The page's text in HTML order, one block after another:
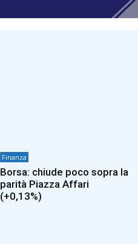
Finanza
Borsa: chiude poco sopra la
parità Piazza Affari
(+0,13%)